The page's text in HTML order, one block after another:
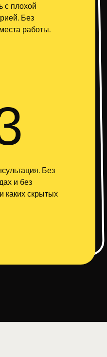
с плохой
Без
работы.
Без
и без
каких скрытых